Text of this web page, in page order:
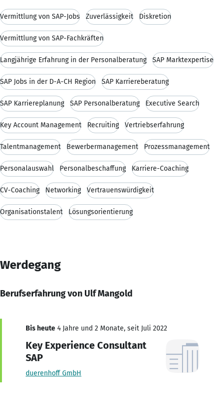
Vermittlung von SAP-Jobs Zuverlässigkeit Diskretion
Vermittlung von SAP-Fachkräften
Langjährige Erfahrung in der Personalberatung SAP Marktexpertise
SAP Jobs in der D-A-CH Region SAP Karriereberatung
SAP Karriereplanung SAP Personalberatung Executive Search
Key Account Management Recruiting Vertriebserfahrung
Talentmanagement Bewerbermanagement Prozessmanagement
Personalauswahl Personalbeschaffung Karriere-Coaching
CV-Coaching Networking Vertrauenswürdigkeit
Organisationstalent Lösungsorientierung
Werdegang
Berufserfahrung von Ulf Mangold
Bis heute 4 Jahre und 2 Monate, seit Juli 2022
Key Experience Consultant
SAP
duerenhoff GmbH